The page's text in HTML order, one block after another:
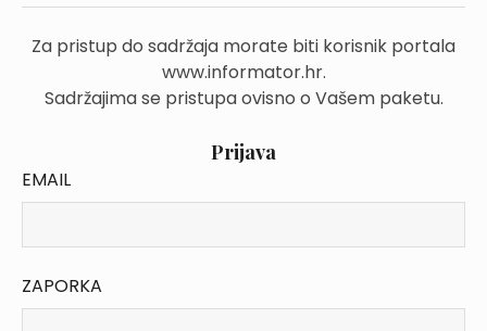
Za pristup do sadržaja morate biti korisnik portala
www.informator.hr.
Sadržajima se pristupa ovisno o Vašem paketu.
Prijava
EMAIL
ZAPORKA